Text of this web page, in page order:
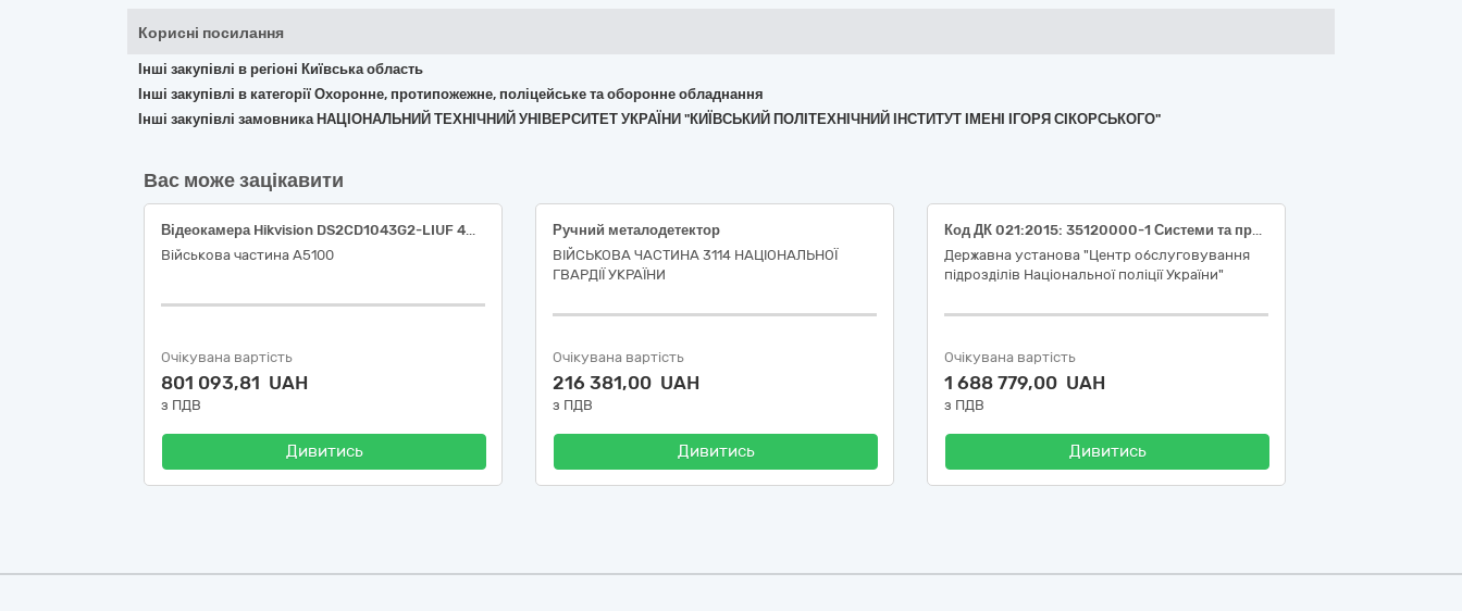
Корисні посилання
Інші закупівлі в регіоні Київська область
Інші закупівлі в категорії Охоронне, протипожежне, поліцейське та оборонне обладнання
Інші закупівлі замовника НАЦІОНАЛЬНИЙ ТЕХНІЧНИЙ УНІВЕРСИТЕТ УКРАЇНИ "КИЇВСЬКИЙ ПОЛІТЕХНІЧНИЙ ІНСТИТУТ ІМЕНІ ІГОРЯ СІКОРСЬКОГО"
Вас може зацікавити
Відеокамера Hikvision DS2CD1043G2-LIUF 4МП (2.8мм), Комплект відеоспостереження 3
Військова частина А5100
Очікувана вартість
801 093,81 UAH
з ПДВ
Дивитись
Ручний металодетектор
ВІЙСЬКОВА ЧАСТИНА 3114 НАЦІОНАЛЬНОЇ
ГВАРДІЇ УКРАЇНИ
Очікувана вартість
216 381,00 UAH
з ПДВ
Дивитись
Код ДК 021:2015: 35120000-1 Системи та пристрої нагляду та охорони (Система контролю управління доступом (СКУД))
Державна установа "Центр обслуговування
підрозділів Національної поліції України"
Очікувана вартість
1 688 779,00 UAH
з ПДВ
Дивитись